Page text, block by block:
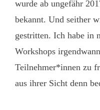
wurde ab ungefähr
bekannt. Und seither
gestritten. Ich habe in
Workshops
Teilnehmer*innen zu
aus ihrer Sicht denn